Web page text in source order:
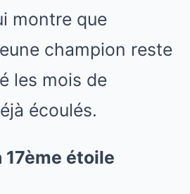
montre que
champion reste
les mois de
écoulés.
17ème étoile